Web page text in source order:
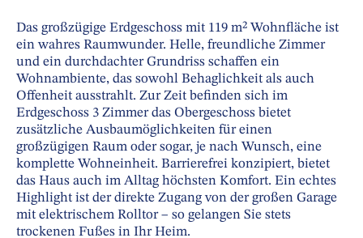
Das großzügige Erdgeschoss mit 119 m² Wohnfläche ist
ein wahres Raumwunder. Helle, freundliche Zimmer
und ein durchdachter Grundriss schaffen ein
Wohnambiente, das sowohl Behaglichkeit als auch
Offenheit ausstrahlt. Zur Zeit befinden sich im
Erdgeschoss 3 Zimmer das Obergeschoss bietet
zusätzliche Ausbaumöglichkeiten für einen
großzügigen Raum oder sogar, je nach Wunsch, eine
komplette Wohneinheit. Barrierefrei konzipiert, bietet
das Haus auch im Alltag höchsten Komfort. Ein echtes
Highlight ist der direkte Zugang von der großen Garage
mit elektrischem Rolltor – so gelangen Sie stets
trockenen Fußes in Ihr Heim.